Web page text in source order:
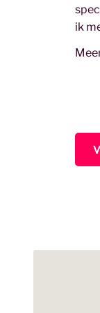
ik